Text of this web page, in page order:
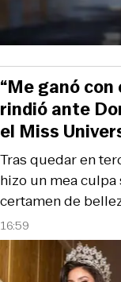
16:59
Tras quedar en
hizo un mea
certamen de
“Me ganó
rindió ante
el Miss